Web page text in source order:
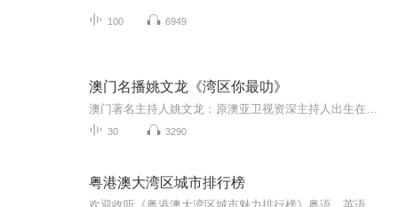
100 6949
澳门名播姚文龙《湾区你最叻》
30 3290
粤港澳大湾区城市排行榜